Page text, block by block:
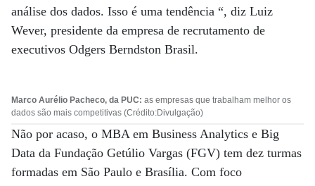
análise dos dados. Isso é uma tendência “, diz Luiz
Wever, presidente da empresa de recrutamento de
executivos Odgers Berndston Brasil.
Marco Aurélio Pacheco, da PUC: as empresas que trabalham melhor os
dados são mais competitivas (Crédito:Divulgação)
Não por acaso, o MBA em Business Analytics e Big
Data da Fundação Getúlio Vargas (FGV) tem dez turmas
formadas em São Paulo e Brasília. Com foco